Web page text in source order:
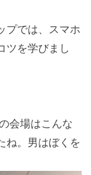
プでは、スマホ
ツを学びまし
会場はこんな
ね。男はぼくを